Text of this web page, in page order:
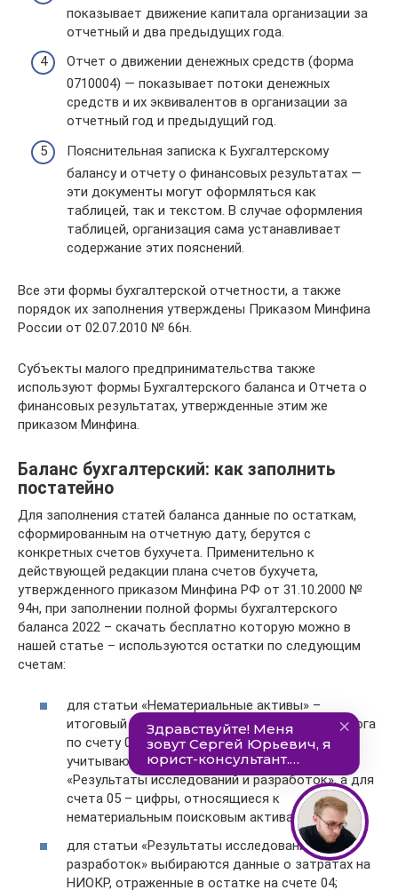
показывает движение капитала организации за
отчетный и два предыдущих года.
Отчет о движении денежных средств (форма
0710004) — показывает потоки денежных
средств и их эквивалентов в организации за
отчетный год и предыдущий год.
Пояснительная записка к Бухгалтерскому
балансу и отчету о финансовых результатах —
эти документы могут оформляться как
таблицей, так и текстом. В случае оформления
таблицей, организация сама устанавливает
содержание этих пояснений.
Все эти формы бухгалтерской отчетности, а также
порядок их заполнения утверждены Приказом Минфина
России от 02.07.2010 № 66н.
Субъекты малого предпринимательства также
используют формы Бухгалтерского баланса и Отчета о
финансовых результатах, утвержденные этим же
приказом Минфина.
Баланс бухгалтерский: как заполнить
постатейно
Для заполнения статей баланса данные по остаткам,
сформированным на отчетную дату, берутся с
конкретных счетов бухучета. Применительно к
действующей редакции плана счетов бухучета,
утвержденного приказом Минфина РФ от 31.10.2000 №
94н, при заполнении полной формы бухгалтерского
баланса 2022 – скачать бесплатно которую можно в
нашей статье – используются остатки по следующим
счетам:
для статьи «Нематериальные активы» –
итоговый остаток по счету 04 за вычетом итога
по счету 05, при этом для счета 04 не
учитываются данные, попадающие в строку
«Результаты исследований и разработок», а для
счета 05 – цифры, относящиеся к
нематериальным поисковым активам;
для статьи «Результаты исследований и
разработок» выбираются данные о затратах на
НИОКР, отраженные в остатке на счете 04;